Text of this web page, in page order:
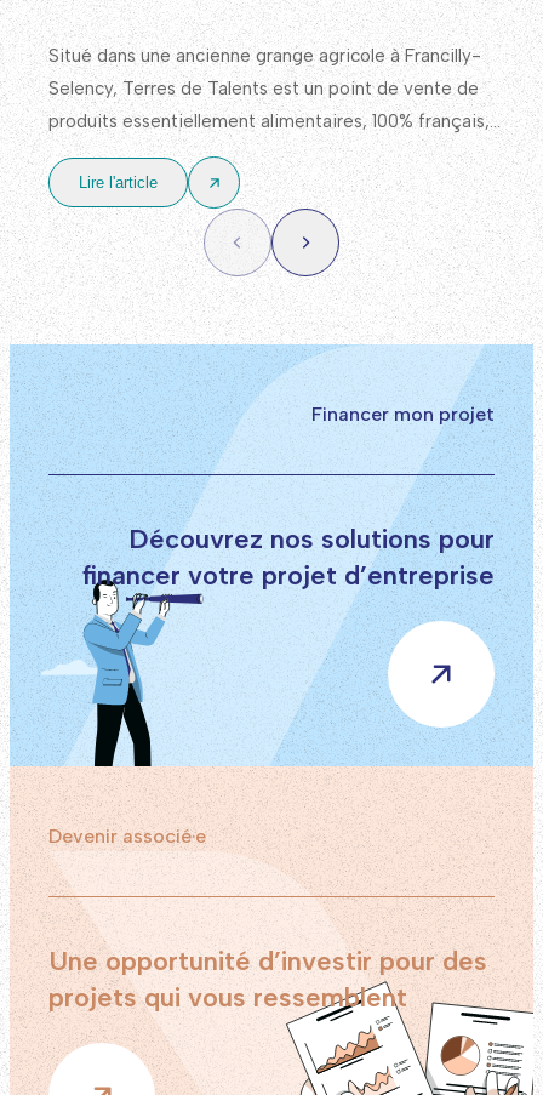
Situé dans une ancienne grange agricole à Francilly-
Selency, Terres de Talents est un point de vente de
produits essentiellement alimentaires, 100% français,
avec un approvisionnement en priorité auprès de
producteurs et d’acteurs locaux.
Lire l'article
Financer mon projet
Découvrez nos solutions pour
financer votre projet d’entreprise
Devenir associé·e
Une opportunité d’investir pour des
projets qui vous ressemblent